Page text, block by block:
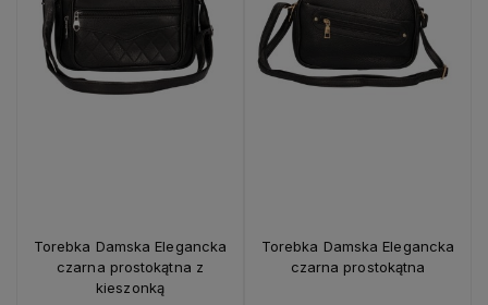
Torebka Damska Elegancka
czarna prostokątna z
kieszonką
Torebka Damska Elegancka
czarna prostokątna